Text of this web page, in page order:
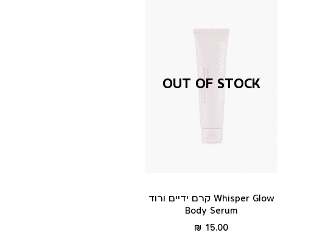
קרם ידיים ורוד Whisper Glow
Body Serum
מחיר15.00 ₪